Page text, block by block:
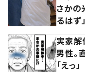
さかの
るはず
実家
男性。
「えっ」